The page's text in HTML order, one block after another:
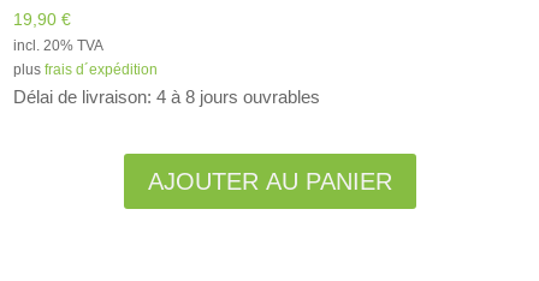
19,90€
incl. 20% TVA
plusfrais d´expédition
Délai de livraison: 4 à 8 jours ouvrables
AJOUTER AU PANIER